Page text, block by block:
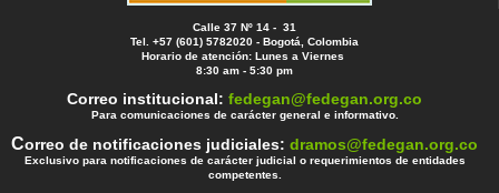
Calle 37 Nº 14 - 31
Tel. +57 (601) 5782020 - Bogotá, Colombia
Horario de atención: Lunes a Viernes
8:30 am - 5:30 pm
Correo institucional:fedegan@fedegan.org.co
Para comunicaciones de carácter general e informativo.
Correo de notificaciones judiciales:dramos@fedegan.org.co
Exclusivo para notificaciones de carácter judicial o requerimientos de entidades
competentes.